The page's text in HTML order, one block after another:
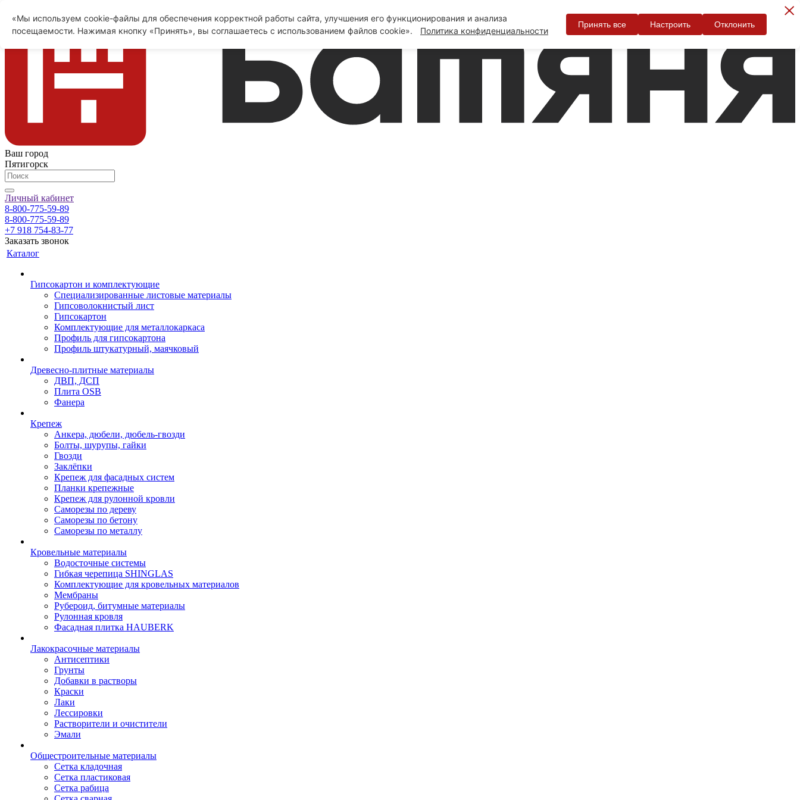
Ваш город
Пятигорск
Личный кабинет
8-800-775-59-89
8-800-775-59-89
+7 918 754-83-77
Заказать звонок
Каталог
Гипсокартон и комплектующие
Специализированные листовые материалы
Гипсоволокнистый лист
Гипсокартон
Комплектующие для металлокаркаса
Профиль для гипсокартона
Профиль штукатурный, маячковый
Древесно-плитные материалы
ДВП, ДСП
Плита OSB
Фанера
Крепеж
Анкера, дюбели, дюбель-гвозди
Болты, шурупы, гайки
Гвозди
Заклёпки
Крепеж для фасадных систем
Планки крепежные
Крепеж для рулонной кровли
Саморезы по дереву
Саморезы по бетону
Саморезы по металлу
Кровельные материалы
Водосточные системы
Гибкая черепица SHINGLAS
Комплектующие для кровельных материалов
Мембраны
Рубероид, битумные материалы
Рулонная кровля
Фасадная плитка HAUBERK
Лакокрасочные материалы
Антисептики
Грунты
Добавки в растворы
Краски
Лаки
Лессировки
Растворители и очистители
Эмали
Общестроительные материалы
Сетка кладочная
Сетка пластиковая
Сетка рабица
«Мы используем cookie-файлы для обеспечения корректной работы сайта, улучшения его функционирования и анализа
посещаемости. Нажимая кнопку «Принять», вы соглашаетесь с использованием файлов cookie».
Политика конфиденциальности
Принять все Настроить Отклонить